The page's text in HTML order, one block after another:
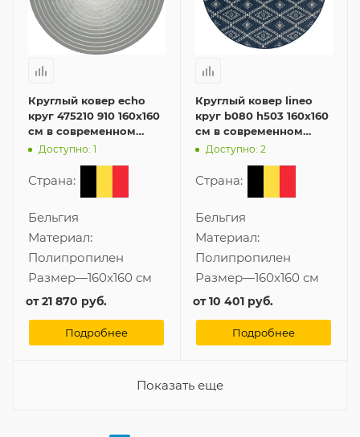
Круглый ковер echo
круг 475210 910 160x160
см в современном
стиле
Доступно: 1
Страна:
Бельгия
Материал:
Полипропилен
Размер—160x160 см
от21 870 руб.
Подробнее
Круглый ковер lineo
круг b080 h503 160x160
см в современном
стиле
Доступно: 2
Страна:
Бельгия
Материал:
Полипропилен
Размер—160x160 см
от10 401 руб.
Подробнее
Показать еще